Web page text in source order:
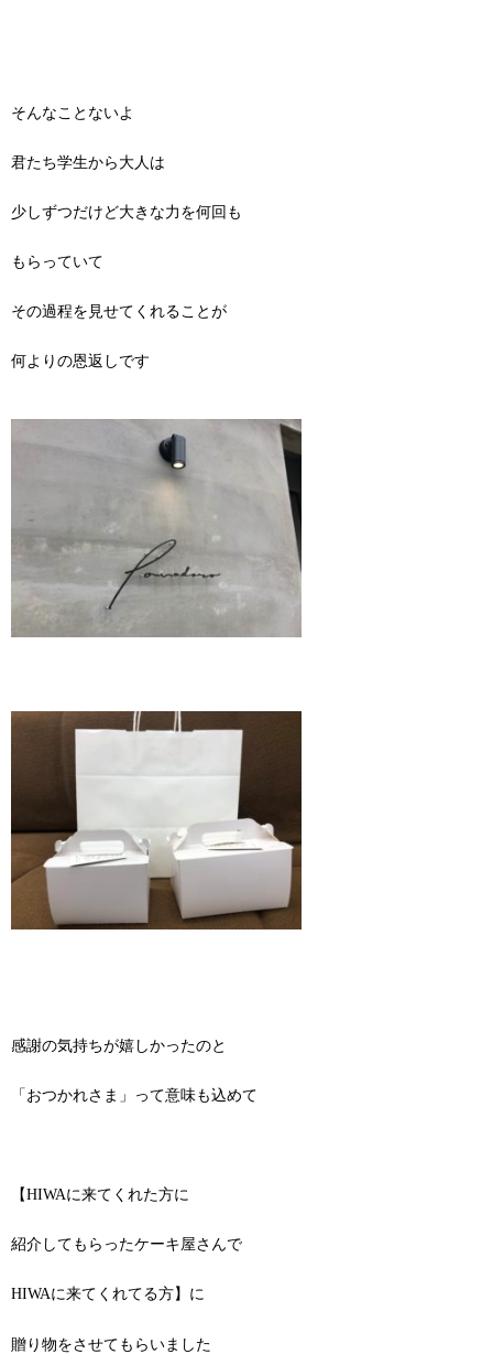
そんなことないよ
君たち学生から大人は
少しずつだけど大きな力を何回も
もらっていて
その過程を見せてくれることが
何よりの恩返しです
感謝の気持ちが嬉しかったのと
「おつかれさま」って意味も込めて
【HIWAに来てくれた方に
紹介してもらったケーキ屋さんで
HIWAに来てくれてる方】に
贈り物をさせてもらいました